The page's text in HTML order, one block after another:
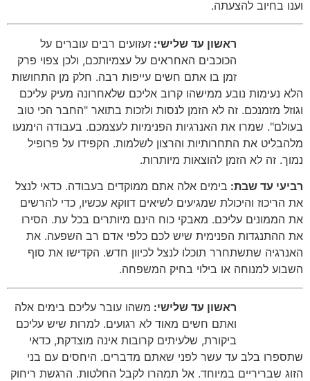
וענו בחיוב להצעתה.
ראשון עד שלישי: זעזועים רבים עוברים על
הכוכבים האחראים על עצמיותכם, ולכן צפוי פרק
זמן בו אתם חשים עייפות רבה. חלק מן התחושות
הלא נעימות נובע ממישהו קרוב אליכם שלאחרונה מעיק עליכם
וגוזל מזמנכם. זה לא הזמן לנסות ולזכות בתואר "החבר הכי טוב
בעולם". שמרו את האנרגיות הפנימיות לעצמכם. בעבודה הימנעו
מלהבליט את התחרותיות והרצון לשלמות. הקפידו על פרופיל
נמוך. זה לא הזמן להוצאות מיותרות.
רביעי עד שבת: בימים אלה אתם ממוקדים בעבודה. כדאי לנצל
את הריכוז והיכולת שמגיעים לשיאים דווקא עכשיו, כדי להרשים
את הממונים עליכם. מאבקי כוח הינם מיותרים בכל עת. הסירו
את ההתנגדות הפנימית שיש לכם כלפי אדם רב השפעה. את
האנרגיה שתשתחרר תוכלו לנצל לכיוון חדש. הקדישו את סוף
השבוע למנוחה או בילוי בחיק המשפחה.
ראשון עד שלישי: משהו עובר עליכם בימים אלה
ואתם חשים מאוד לא רגועים. למרות שיש עליכם
ביקורת, שלעיתים קרובות אינה מוצדקת, כדאי
שתספרו בלב עד עשר לפני שאתם מדברים. היחסים עם בני
הזוג שבריריים במיוחד. אל תמהרו לקבל החלטות. הרגשת ריחוק